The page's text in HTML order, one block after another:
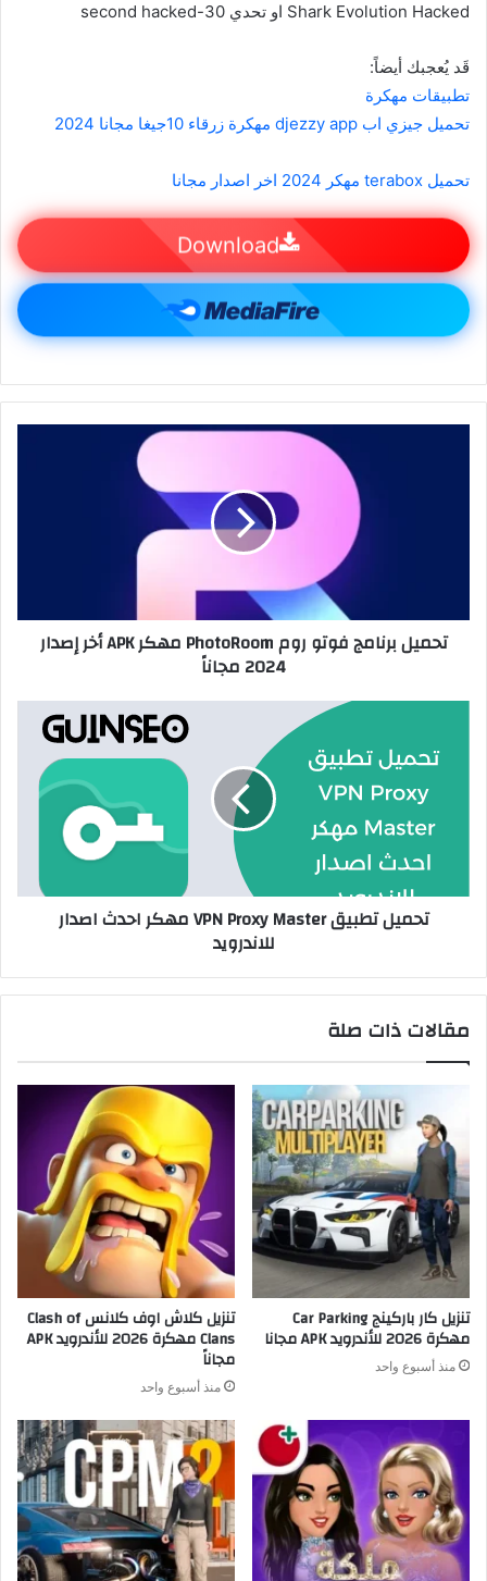
Shark Evolution Hacked او تحدي 30-second hacked
قَد يُعجبك أيضاً:
تطبيقات مهكرة
تحميل جيزي اب djezzy app مهكرة زرقاء 10جيغا مجانا 2024
تحميل terabox مهكر 2024 اخر اصدار مجانا
Download
تحميل برنامج فوتو روم PhotoRoom مهكر APK أخر إصدار
2024 مجاناً
تحميل تطبيق VPN Proxy Master مهكر احدث اصدار
للاندرويد
مقالات ذات صلة
تنزيل كار باركينج Car Parking
مهكرة 2026 للأندرويد APK مجانا
منذ أسبوع واحد
تنزيل كلاش اوف كلانس Clash of
Clans مهكرة 2026 للأندرويد APK
مجاناً
منذ أسبوع واحد